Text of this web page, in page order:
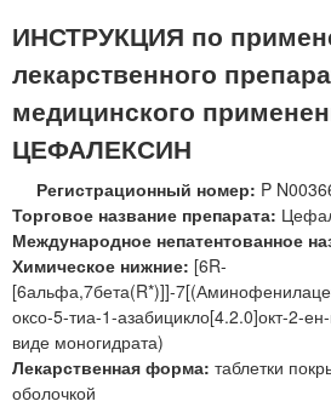
ИНСТРУКЦИЯ по
лекарственного
медицинского
ЦЕФАЛЕКСИН
Регистрационный номер: P
Торговое название препарата:
Международное непатентованное
Химическое нижние: [6R-
[6альфа,7бета(R*)]]-
оксо-5-тиа-1-азабицикло[4.2.0]окт-2-
виде моногидрата)
Лекарственная форма: таблетки
оболочкой